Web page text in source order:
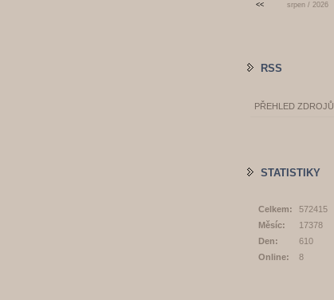
<< srpen / 2026
RSS
PŘEHLED ZDROJŮ
STATISTIKY
Online: 8
Celkem:
572415
Měsíc:
17378
Den:
610